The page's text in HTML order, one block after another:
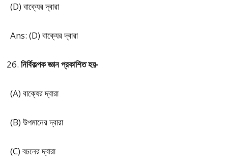
(D) বাক্যের দ্বারা
Ans: (D) বাক্যের দ্বারা
নির্বিকল্পক জ্ঞান প্রকাশিত হয়-
(A) বাক্যের দ্বারা
(B) উপমানের দ্বারা
(C) বচনের দ্বারা